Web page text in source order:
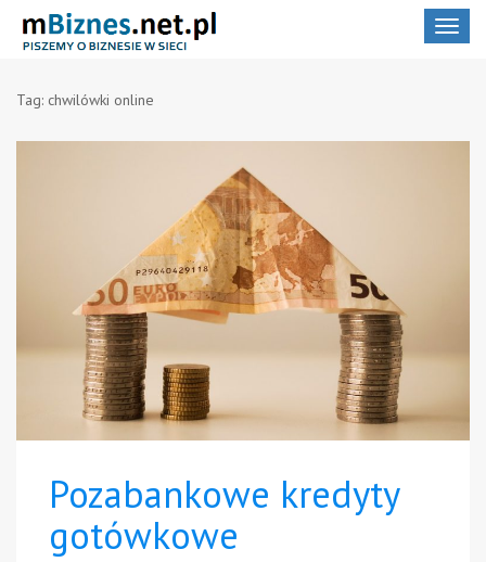
Toggle
Tag: chwilówki online
Pozabankowe kredyty
gotówkowe